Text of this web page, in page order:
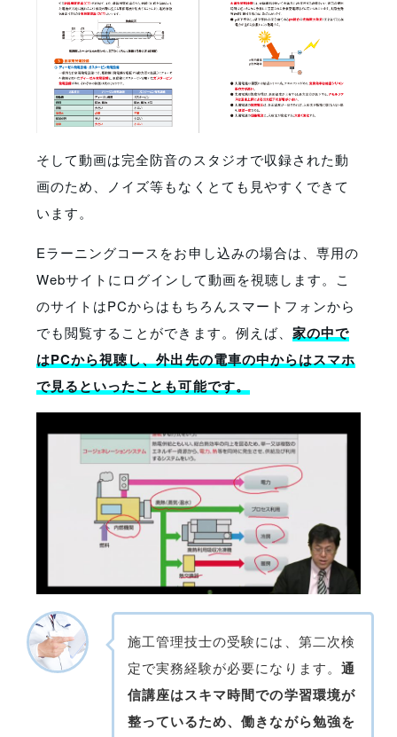
そして動画は完全防音のスタジオで収録された動
画のため、ノイズ等もなくとても見やすくできて
います。
Eラーニングコースをお申し込みの場合は、専用の
Webサイトにログインして動画を視聴します。こ
のサイトはPCからはもちろんスマートフォンから
でも閲覧することができます。例えば、 家の中で
はPCから視聴し、外出先の電車の中からはスマホ
で見るといったことも可能です。
施工管理技士の受験には、第二次検
定で実務経験が必要になります。 通
信講座はスキマ時間での学習環境が
整っているため、働きながら勉強を